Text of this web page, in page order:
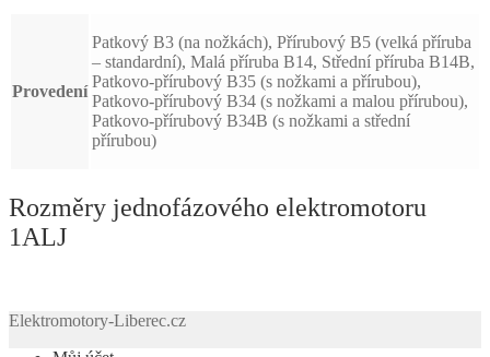
Provedení
Patkový B3 (na nožkách), Přírubový B5 (velká příruba
– standardní), Malá příruba B14, Střední příruba B14B,
Patkovo-přírubový B35 (s nožkami a přírubou),
Patkovo-přírubový B34 (s nožkami a malou přírubou),
Patkovo-přírubový B34B (s nožkami a střední
přírubou)
Rozměry jednofázového elektromotoru
1ALJ
Elektromotory-Liberec.cz